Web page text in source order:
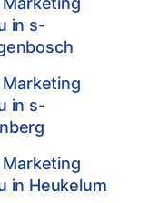
in s-
Marketing
in s-
Marketing
in Heukelum